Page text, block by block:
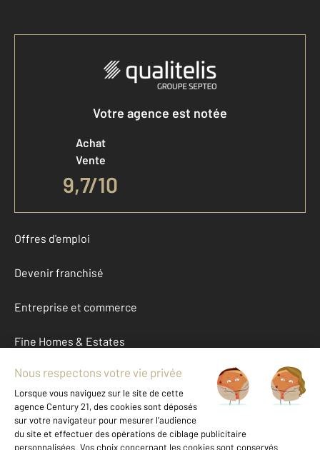
Votre agence est notée
Achat
Vente
9,7/10
Offres d'emploi
Devenir franchisé
Entreprise et commerce
Fine Homes & Estates
À propos
International
Nous contacter